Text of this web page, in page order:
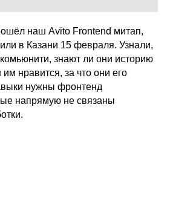
наш Avito Frontend митап,
в Казани 15 февраля. Узнали,
знают ли они историю
нравится, за что они его
нужны фронтенд
напрямую не связаны